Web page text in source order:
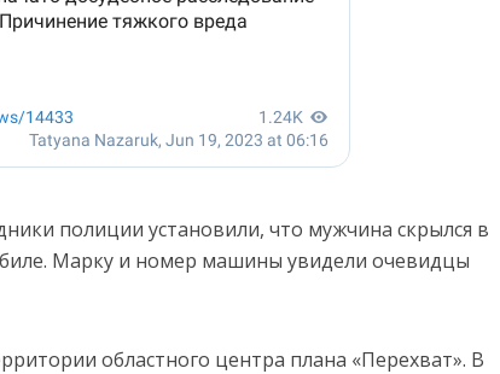
полиции установили, что мужчина скрылся в
Марку и номер машины увидели очевидцы
областного центра плана «Перехват». В